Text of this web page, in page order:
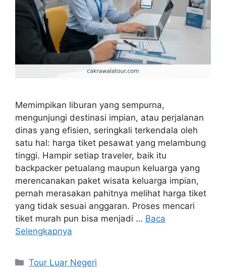
Memimpikan liburan yang sempurna,
mengunjungi destinasi impian, atau perjalanan
dinas yang efisien, seringkali terkendala oleh
satu hal: harga tiket pesawat yang melambung
tinggi. Hampir setiap traveler, baik itu
backpacker petualang maupun keluarga yang
merencanakan paket wisata keluarga impian,
pernah merasakan pahitnya melihat harga tiket
yang tidak sesuai anggaran. Proses mencari
tiket murah pun bisa menjadi … Baca
Selengkapnya
Kategori
Tour Luar Negeri